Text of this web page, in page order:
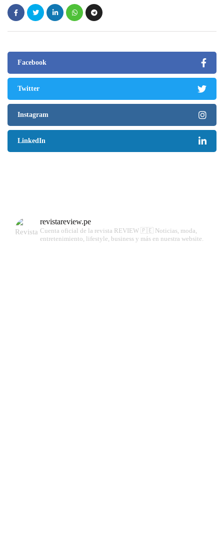
Facebook
Twitter
Instagram
LinkedIn
revistareview.pe
Cuenta oficial de la revista REVIEW 🇵🇪 Noticias, moda,
entretenimiento, lifestyle, business y más en nuestra website.